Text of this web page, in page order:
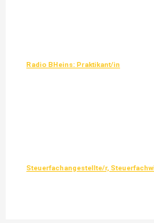
Radio BHeins: Praktikant/in
Steuerfachangestellte/r,